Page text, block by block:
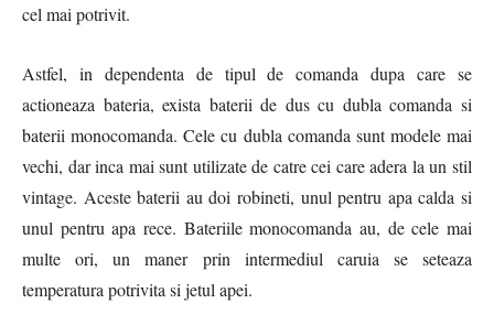
cel mai potrivit.
Astfel, in dependenta de tipul de comanda dupa care se
actioneaza bateria, exista baterii de dus cu dubla comanda si
baterii monocomanda. Cele cu dubla comanda sunt modele mai
vechi, dar inca mai sunt utilizate de catre cei care adera la un stil
vintage. Aceste baterii au doi robineti, unul pentru apa calda si
unul pentru apa rece. Bateriile monocomanda au, de cele mai
multe ori, un maner prin intermediul caruia se seteaza
temperatura potrivita si jetul apei.